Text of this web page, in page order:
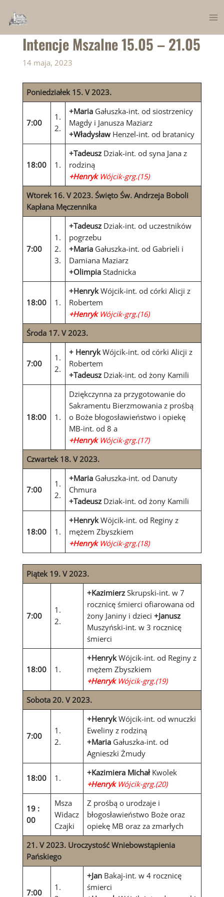
content
Intencje Mszalne 15.05 – 21.05
14 maja, 2023
Poniedziałek 15. V 2023.
7:00
1.
2.
+Maria Gałuszka-int. od siostrzenicy
Magdy i Janusza Maziarz
+Władysław Henzel-int. od bratanicy
18:00 1.
+Tadeusz Dziak-int. od syna Jana z
rodziną
+Henryk Wójcik-grg.(15)
Wtorek 16. V 2023. Święto Św. Andrzeja Boboli
Kapłana Męczennika
7:00
1.
2.
3.
+Tadeusz Dziak-int. od uczestników
pogrzebu
+Maria Gałuszka-int. od Gabrieli i
Damiana Maziarz
+Olimpia Stadnicka
18:00 1.
+HenrykWójcik-int. od córki Alicji z
Robertem
+Henryk Wójcik-grg.(16)
Środa 17. V 2023.
7:00
1.
2.
+ HenrykWójcik-int. od córki Alicji z
Robertem
+Tadeusz Dziak-int. od żony Kamili
18:00 1.
Dziękczynna za przygotowanie do
Sakramentu Bierzmowania z prośbą
o Boże błogosławieństwo i opiekę
MB-int. od 8 a
+Henryk Wójcik-grg.(17)
Czwartek 18. V 2023.
7:00
1.
2.
+Maria Gałuszka-int. od Danuty
Chmura
+Tadeusz Dziak-int. od żony Kamili
18:00 1.
+HenrykWójcik-int. od Reginy z
mężem Zbyszkiem
+Henryk Wójcik-grg.(18)
Piątek 19. V 2023.
7:00
1.
2.
+Kazimierz Skrupski-int. w 7
rocznicę śmierci ofiarowana od
żony Janiny i dzieci+Janusz
Muszyński-int. w 3 rocznicę
śmierci
18:00 1.
+HenrykWójcik-int. od Reginy z
mężem Zbyszkiem
+Henryk Wójcik-grg.(19)
Sobota 20. V 2023.
7:00
1.
2.
+HenrykWójcik-int. od wnuczki
Eweliny z rodziną
+Maria Gałuszka-int. od
Agnieszki Żmudy
18:00 1.
+Kazimiera Michał Kwolek
+Henryk Wójcik-grg.(20)
19 :
00
Msza
Widacz
Czajki
Z prośbą o urodzaje i
błogosławieństwo Boże oraz
opiekę MB oraz za zmarłych
21. V 2023. Uroczystość Wniebowstąpienia
Pańskiego
7:00
1.
+Jan Bakaj-int. w 4 rocznicę
śmierci